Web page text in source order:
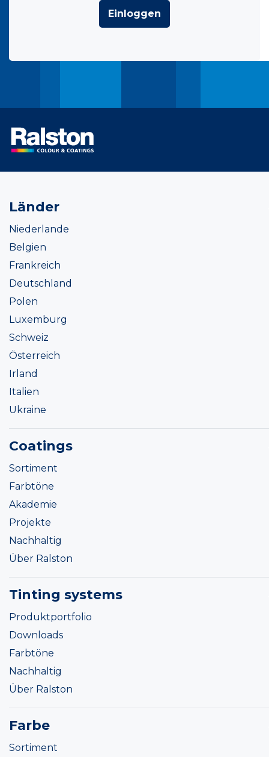
Einloggen
Länder
Niederlande
Belgien
Frankreich
Deutschland
Polen
Luxemburg
Schweiz
Österreich
Irland
Italien
Ukraine
Coatings
Sortiment
Farbtöne
Akademie
Projekte
Nachhaltig
Über Ralston
Tinting systems
Produktportfolio
Downloads
Farbtöne
Nachhaltig
Über Ralston
Farbe
Sortiment